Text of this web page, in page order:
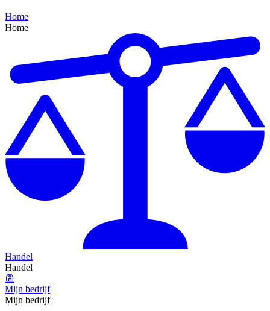
Home
Home
Handel
Handel
Mijn bedrijf
Mijn bedrijf